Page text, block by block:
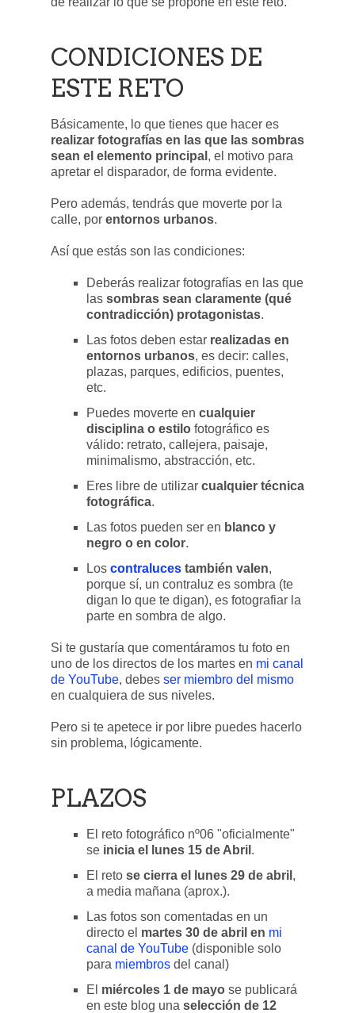
CONDICIONES DE
ESTE RETO
Básicamente, lo que tienes que hacer es
realizar fotografías en las que las sombras
sean el elemento principal , el motivo para
apretar el disparador, de forma evidente.
Pero además, tendrás que moverte por la
calle, por entornos urbanos.
Así que estás son las condiciones:
Deberás realizar fotografías en las que
las sombras sean claramente (qué
contradicción) protagonistas.
Las fotos deben estar realizadas en
entornos urbanos, es decir: calles,
plazas, parques, edificios, puentes,
etc.
Puedes moverte en cualquier
disciplina o estilo fotográfico es
válido: retrato, callejera, paisaje,
minimalismo, abstracción, etc.
Eres libre de utilizar cualquier técnica
fotográfica.
Las fotos pueden ser en blanco y
negro o en color.
Los contraluces también valen,
porque sí, un contraluz es sombra (te
digan lo que te digan), es fotografiar la
parte en sombra de algo.
Si te gustaría que comentáramos tu foto en
uno de los directos de los martes en mi canal
de YouTube, debes ser miembro del mismo
en cualquiera de sus niveles.
Pero si te apetece ir por libre puedes hacerlo
sin problema, lógicamente.
PLAZOS
El reto fotográfico nº06 "oficialmente"
se inicia el lunes 15 de Abril .
El reto se cierra el lunes 29 de abril ,
a media mañana (aprox.).
Las fotos son comentadas en un
directo el martes 30 de abril en mi
canal de YouTube (disponible solo
para miembros del canal)
El miércoles 1 de mayo se publicará
en este blog una selección de 12